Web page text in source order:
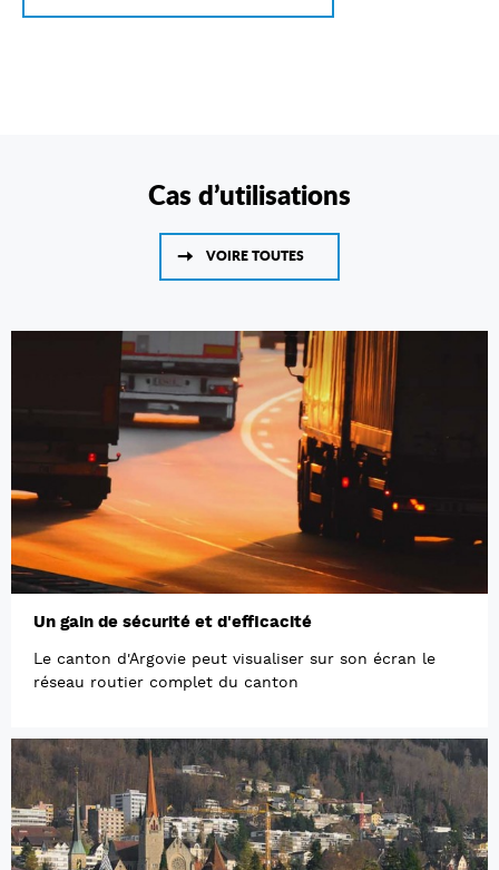
Cas d’utilisations
VOIRE TOUTES
Un gain de sécurité et d'efficacité
Le canton d'Argovie peut visualiser sur son écran le
réseau routier complet du canton